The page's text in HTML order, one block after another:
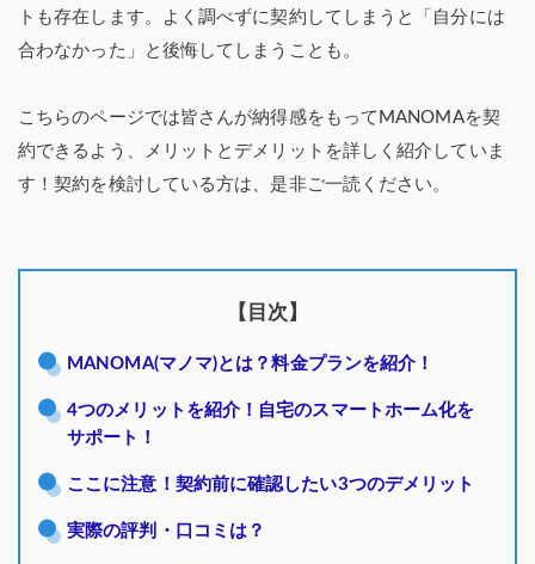
トも存在します。よく調べずに契約してしまうと「自分には
合わなかった」と後悔してしまうことも。
こちらのページでは皆さんが納得感をもってMANOMAを契
約できるよう、メリットとデメリットを詳しく紹介していま
す！契約を検討している方は、是非ご一読ください。
【目次】
MANOMA(マノマ)とは？料金プランを紹介！
4つのメリットを紹介！自宅のスマートホーム化を
サポート！
ここに注意！契約前に確認したい3つのデメリット
実際の評判・口コミは？